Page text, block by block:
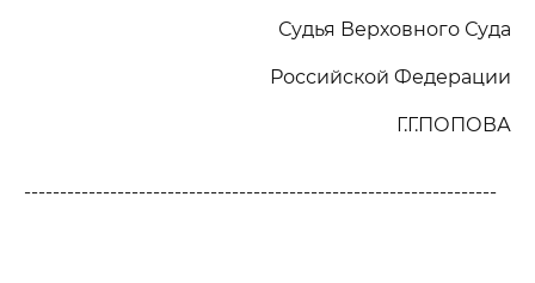
Судья Верховного Суда
Российской Федерации
Г.Г.ПОПОВА
------------------------------------------------------------------